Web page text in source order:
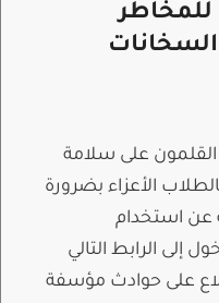
للمخاطر
القلمون على سلامة
الأعزاء بضرورة
عن استخدام
إلى الرابط التالي
على حوادث مؤسفة